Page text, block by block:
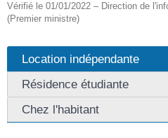
Vérifié le 01/01/2022 – Direction de
(Premier ministre)
Location indépendante
Résidence étudiante
Chez l'habitant